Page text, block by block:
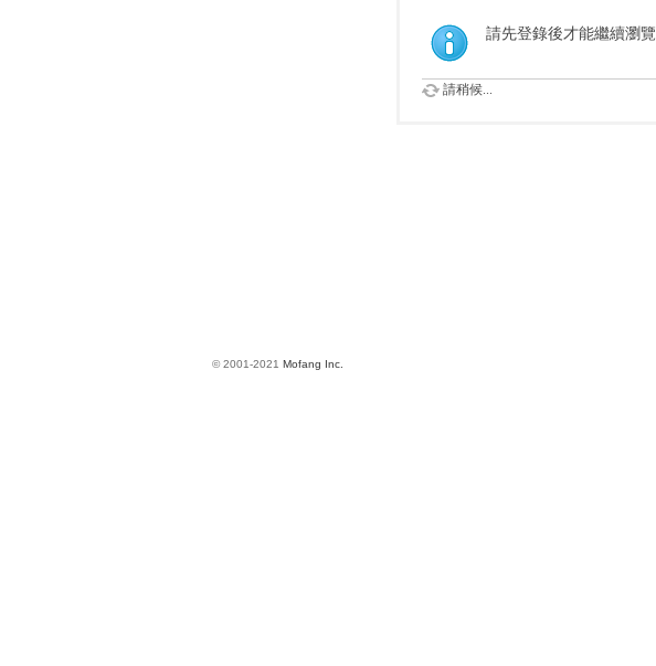
請先登錄後才能繼續瀏覽
請稍候...
© 2001-2021 Mofang Inc.